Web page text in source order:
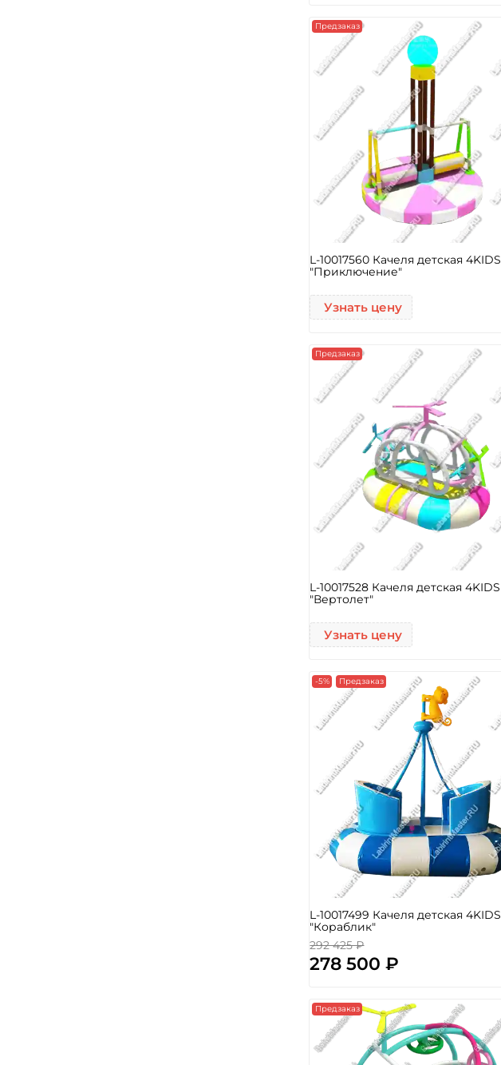
Предзаказ
L-10017560 Качеля детская 4KIDS
"Приключение"
Узнать цену
Предзаказ
L-10017528 Качеля детская 4KIDS
"Вертолет"
Узнать цену
-5% Предзаказ
L-10017499 Качеля детская 4KIDS
"Кораблик"
292 425 ₽
278 500 ₽
Предзаказ